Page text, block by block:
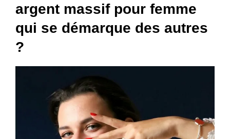
argent massif pour femme
qui se démarque des autres
?